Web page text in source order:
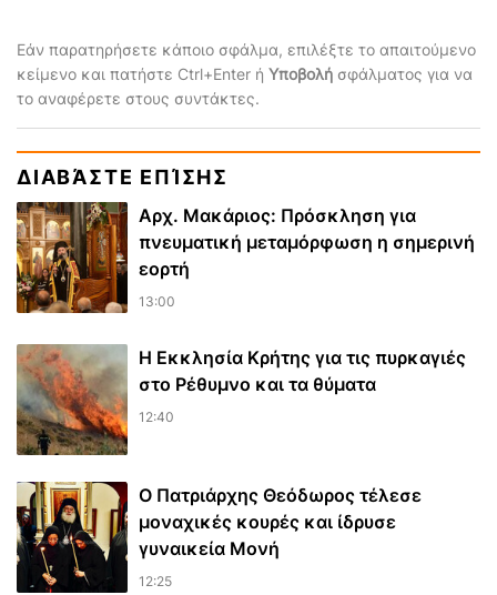
Εάν παρατηρήσετε κάποιο σφάλμα, επιλέξτε το απαιτούμενο
κείμενο και πατήστε Ctrl+Enter ή Υποβολή σφάλματος για να
το αναφέρετε στους συντάκτες.
ΔΙΑΒΆΣΤΕ ΕΠΊΣΗΣ
Αρχ. Μακάριος: Πρόσκληση για
πνευματική μεταμόρφωση η σημερινή
εορτή
13:00
Η Εκκλησία Κρήτης για τις πυρκαγιές
στο Ρέθυμνο και τα θύματα
12:40
Ο Πατριάρχης Θεόδωρος τέλεσε
μοναχικές κουρές και ίδρυσε
γυναικεία Μονή
12:25